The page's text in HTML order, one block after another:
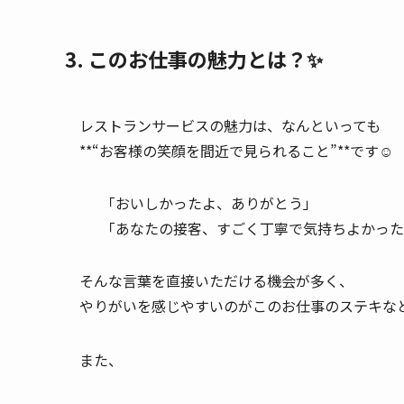
3. このお仕事の魅力とは？✨
レストランサービスの魅力は、なんといっても
**“お客様の笑顔を間近で見られること”**です☺️
「おいしかったよ、ありがとう」
「あなたの接客、すごく丁寧で気持ちよかった
そんな言葉を直接いただける機会が多く、
やりがいを感じやすいのがこのお仕事のステキな
また、